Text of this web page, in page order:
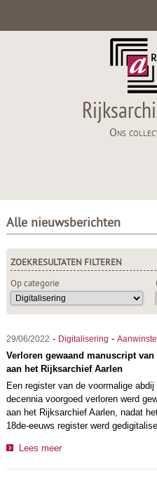
Ons
Alle nieuwsberichten
ZOEKRESULTATEN FILTEREN
Op categorie
29/06/2022 - Digitalisering -
Verloren gewaand manuscript
aan het Rijksarchief Aarlen
Een register van de voormalige
decennia voorgoed verloren werd
aan het Rijksarchief Aarlen, nadat
18de-eeuws register werd
Lees meer